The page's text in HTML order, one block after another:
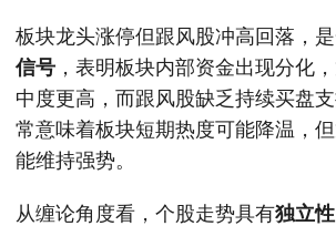
板块龙头涨停但跟风股冲高回落，
信号 ，表明板块内部资金出现分化
中度更高，而跟风股缺乏持续买盘
常意味着板块短期热度可能降温，
能维持强势。
从缠论角度看，个股走势具有独立性